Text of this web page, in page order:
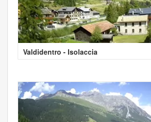
Valdidentro - Isolaccia